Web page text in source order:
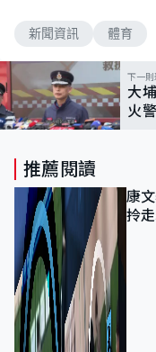
新聞資訊 體育
下一
大
火
推薦閱讀
康
拎